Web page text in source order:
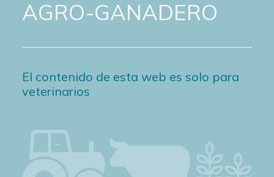
AGRO-GANADERO
El contenido de esta web es solo para
veterinarios